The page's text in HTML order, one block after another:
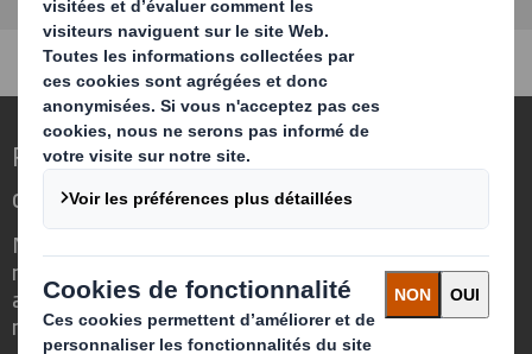
Repenser l’emballage pour un monde qui
change
Nous faisons la différence parce que
nous avons su voir en quoi l'emballage
avait un rôle important à jouer dans le
monde qui nous entoure.